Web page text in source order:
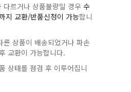
다르거나 상품불량일 경우수
지 교환/반품신청이 가능합니
른 상품이 배송되었거나 파손
교환이 가능합니다.
상태를 점검 후 이루어집니